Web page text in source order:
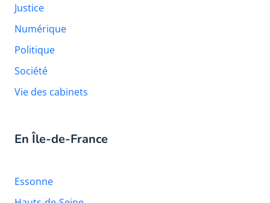
Justice
Numérique
Politique
Société
Vie des cabinets
En Île-de-France
Essonne